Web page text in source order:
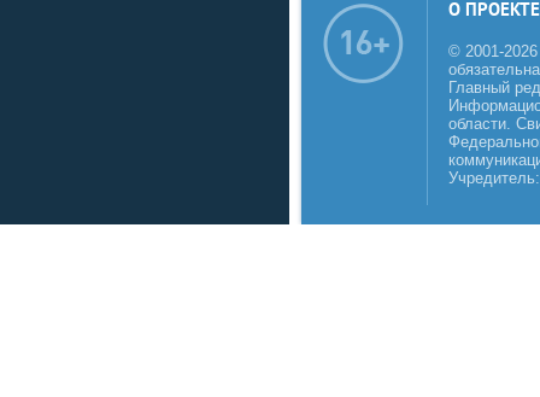
О ПРОЕКТЕ
© 2001-
Главный
области.